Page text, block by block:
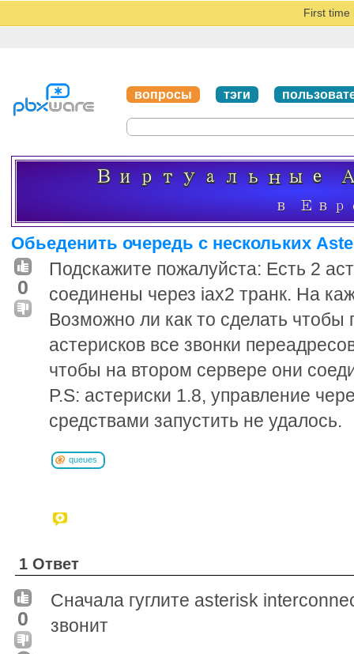
First time
вопросы тэги
Обьеденить очередь с нескольких
0
Подскажите пожалуйста: Есть 2
соединены через iax2 транк. На
Возможно ли как то сделать чтобы
астерисков все звонки
чтобы на втором сервере они
P.S: астериски 1.8, управление
средствами запустить не удалось.
queues
1 Ответ
0
Сначала гуглите asterisk
звонит